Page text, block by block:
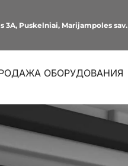
3A, Puskelniai, Marijampoles sav.
ОБОРУДОВАНИЯ